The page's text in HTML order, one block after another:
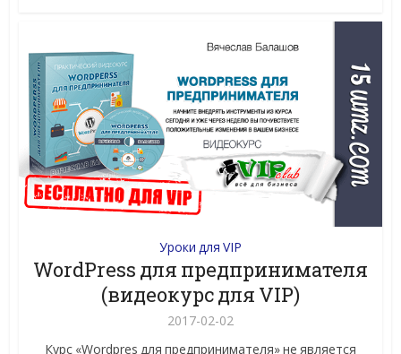
Уроки для VIP
WordPress для предпринимателя
(видеокурс для VIP)
2017-02-02
Курс «Wordpres для предпринимателя» не является